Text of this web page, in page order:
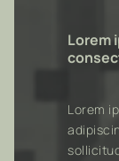
Lorem
Lorem